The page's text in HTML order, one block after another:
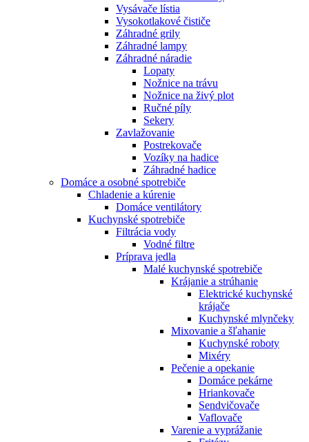
Vysávače lístia
Vysokotlakové čističe
Záhradné grily
Záhradné lampy
Záhradné náradie
Lopaty
Nožnice na trávu
Nožnice na živý plot
Ručné píly
Sekery
Zavlažovanie
Postrekovače
Vozíky na hadice
Záhradné hadice
Domáce a osobné spotrebiče
Chladenie a kúrenie
Domáce ventilátory
Kuchynské spotrebiče
Filtrácia vody
Vodné filtre
Príprava jedla
Malé kuchynské spotrebiče
Krájanie a strúhanie
Elektrické kuchynské
krájače
Kuchynské mlynčeky
Mixovanie a šľahanie
Kuchynské roboty
Mixéry
Pečenie a opekanie
Domáce pekárne
Hriankovače
Sendvičovače
Vaflovače
Varenie a vyprážanie